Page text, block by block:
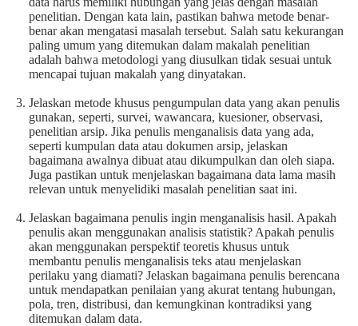
penelitian. Dengan kata lain, pastikan bahwa metode benar-
benar akan mengatasi masalah tersebut. Salah satu kekurangan
paling umum yang ditemukan dalam makalah penelitian
adalah bahwa metodologi yang diusulkan tidak sesuai untuk
mencapai tujuan makalah yang dinyatakan.
Jelaskan metode khusus pengumpulan data yang akan penulis
gunakan, seperti, survei, wawancara, kuesioner, observasi,
penelitian arsip. Jika penulis menganalisis data yang ada,
seperti kumpulan data atau dokumen arsip, jelaskan
bagaimana awalnya dibuat atau dikumpulkan dan oleh siapa.
Juga pastikan untuk menjelaskan bagaimana data lama masih
relevan untuk menyelidiki masalah penelitian saat ini.
Jelaskan bagaimana penulis ingin menganalisis hasil. Apakah
penulis akan menggunakan analisis statistik? Apakah penulis
akan menggunakan perspektif teoretis khusus untuk
membantu penulis menganalisis teks atau menjelaskan
perilaku yang diamati? Jelaskan bagaimana penulis berencana
untuk mendapatkan penilaian yang akurat tentang hubungan,
pola, tren, distribusi, dan kemungkinan kontradiksi yang
ditemukan dalam data.